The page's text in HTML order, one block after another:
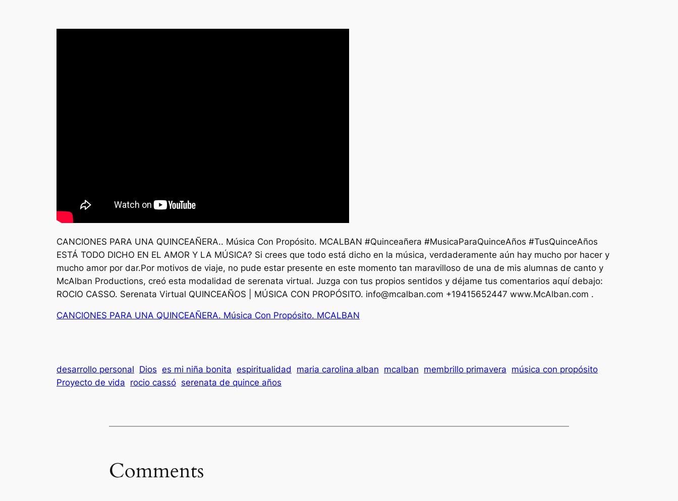
CANCIONES PARA UNA QUINCEAÑERA.. Música Con Propósito. MCALBAN #Quinceañera #MusicaParaQuinceAños #TusQuinceAños
ESTÁ TODO DICHO EN EL AMOR Y LA MÚSICA? Si crees que todo está dicho en la música, verdaderamente aún hay mucho por hacer y
mucho amor por dar.Por motivos de viaje, no pude estar presente en este momento tan maravilloso de una de mis alumnas de canto y
McAlban Productions, creó esta modalidad de serenata virtual. Juzga con tus propios sentidos y déjame tus comentarios aquí debajo:
ROCIO CASSO. Serenata Virtual QUINCEAÑOS | MÚSICA CON PROPÓSITO. info@mcalban.com +19415652447 www.McAlban.com .
CANCIONES PARA UNA QUINCEAÑERA. Música Con Propósito. MCALBAN
desarrollo personal Dios es mi niña bonita espiritualidad maria carolina alban mcalban membrillo primavera música con propósito
Proyecto de vida rocio cassó serenata de quince años
Comments